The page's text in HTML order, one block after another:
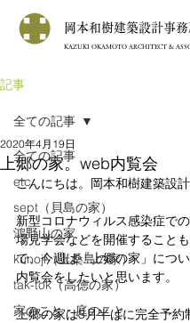
岡本和樹建築設計事務
KAZUKI OKAMOTO ARCHITECT &
記事
全ての記事
etc
sept（貝島の家）
鴻野山の家
kunoji（上桑島の家）
tak-tok（高徳の家）
家のこと・庭のこと
全ての記事
上郷の家。web内覧会
2020年4月19日
こんにちは。岡本和樹建築設計
新型コロナウィルス感染症で
場見学会などを開催すること
で、今週は「上郷の家」につ
内覧会をしたいと思います。
上郷の家は3月半ばに完全予約